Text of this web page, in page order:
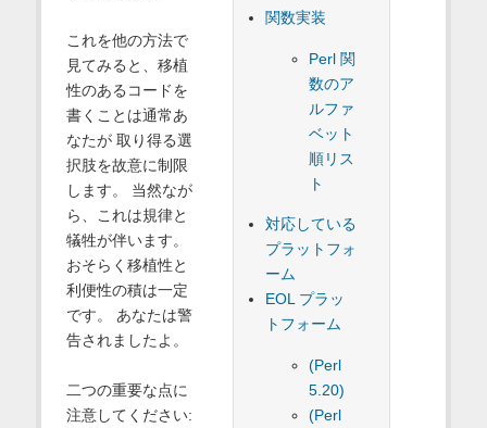
関数実装
Perl 関
数のア
ルファ
ベット
順リス
ト
対応している
プラットフォ
ーム
EOL プラッ
トフォーム
(Perl
5.20)
(Perl
これを他の方法で
見てみると、移植
性のあるコードを
書くことは通常あ
なたが 取り得る選
択肢を故意に制限
します。 当然なが
ら、これは規律と
犠牲が伴います。
おそらく移植性と
利便性の積は一定
です。 あなたは警
告されましたよ。
二つの重要な点に
注意してください: